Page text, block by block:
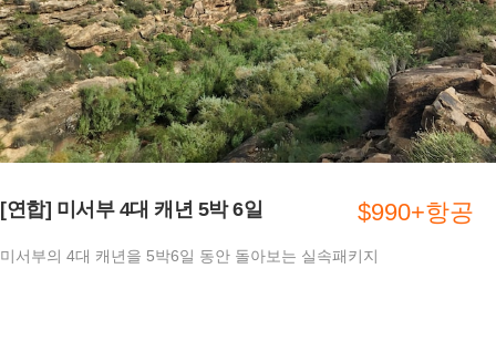
[연합] 미서부 4대 캐년 5박 6일
미서부의 4대 캐년을 5박6일 동안 돌아보는 실속패키지
$990+항공